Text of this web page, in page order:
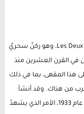
في قلب سان جيرمان دي بري، يقع مقهى Les Deux Magots، وهو ركنٌ سحريٌ
في القرن العشرين منذ
على هذا المقهى، بما في ذلك
من هناك. وقد أنشأ
مقهى Les Deux Magots جائزته الأدبية الخاصة في عام 1933، الأمر الذي يشهدُ